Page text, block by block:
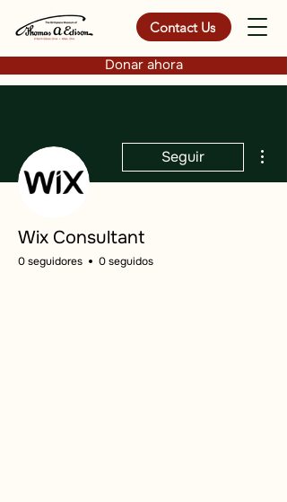
Contact Us
Donar ahora
Seguir
Wix Consultant
0 seguidores 0 seguidos